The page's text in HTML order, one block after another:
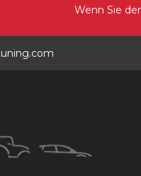
Wenn Sie